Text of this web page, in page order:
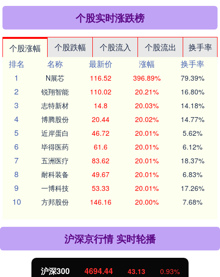
个股实时涨跌榜
个股涨幅 个股跌幅 个股流入 个股流出
换手率
排名
名称 最新价 涨幅
换手率
1
N展芯 116.52 396.89% 79.39%
2 锐翔智能 110.02 20.21% 16.80%
3 志特新材 14.8 20.03% 14.18%
4 博腾股份 20.44 20.02% 14.77%
5 近岸蛋白 46.72 20.01% 5.62%
6 毕得医药 61.6 20.01% 6.12%
7 五洲医疗 83.62 20.01% 18.37%
8 耐科装备 49.67 20.01% 6.83%
9 一博科技 53.33 20.01% 17.26%
10 方邦股份 146.16 20.00% 7.68%
沪深京行情 实时轮播
沪深300 4694.44 43.13 0.93%